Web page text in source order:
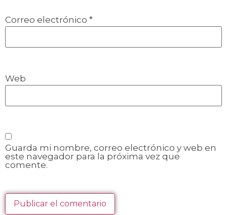
Correo electrónico *
Web
Guarda mi nombre, correo electrónico y web en
este navegador para la próxima vez que
comente.